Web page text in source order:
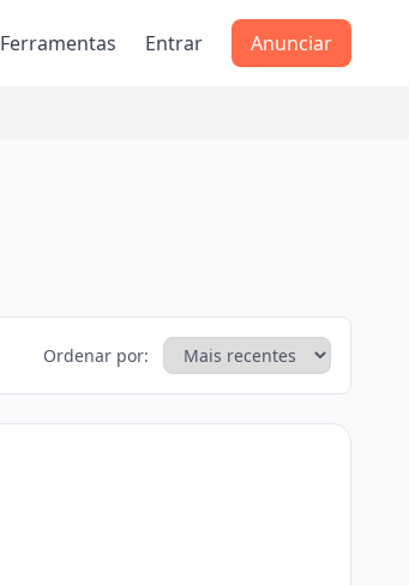
Ferramentas Entrar Anunciar
Ordenar por: